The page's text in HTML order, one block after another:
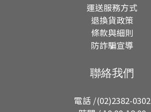
運送服務方式
退換貨政策
條款與細則
防詐騙宣導
聯絡我們
電話 /(02)2382-0302